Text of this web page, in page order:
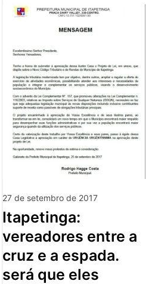
27 de setembro de 2017
itapetinga:
vereadores entre a
cruz e a espada.
será que eles